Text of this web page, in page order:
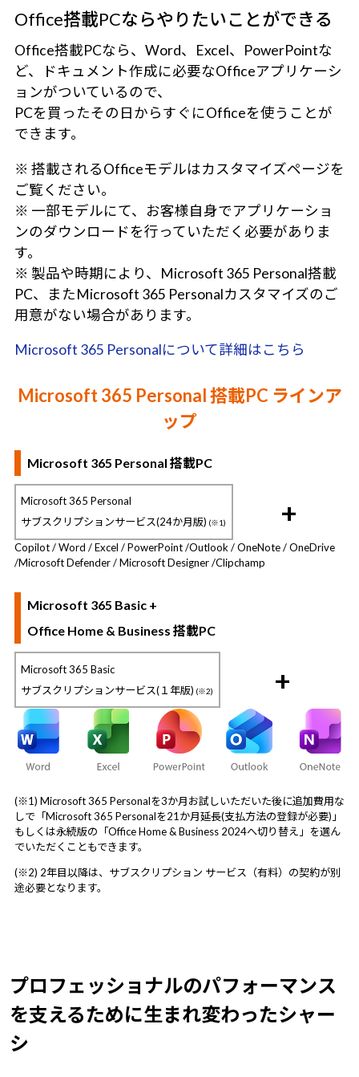
Office搭載PCならやりたいことができる
Office搭載PCなら、Word、Excel、PowerPointな
ど、ドキュメント作成に必要なOfficeアプリケーシ
ョンがついているので、
PCを買ったその日からすぐにOfficeを使うことが
できます。
※ 搭載されるOfficeモデルはカスタマイズページを
ご覧ください。
※ 一部モデルにて、お客様自身でアプリケーショ
ンのダウンロードを行っていただく必要がありま
す。
※ 製品や時期により、Microsoft 365 Personal搭載
PC、またMicrosoft 365 Personalカスタマイズのご
用意がない場合があります。
Microsoft 365 Personalについて詳細はこちら
Microsoft 365 Personal 搭載PC ラインア
ップ
Microsoft 365 Personal 搭載PC
Microsoft 365 Personal
サブスクリプションサービス(24か月版) (※1) +
Copilot / Word / Excel / PowerPoint /Outlook / OneNote / OneDrive
/Microsoft Defender / Microsoft Designer /Clipchamp
Microsoft 365 Basic +
Office Home & Business 搭載PC
Microsoft 365 Basic
サブスクリプションサービス(１年版) (※2) +
(※1) Microsoft 365 Personalを3か月お試しいただいた後に追加費用な
しで「Microsoft 365 Personalを21か月延長(支払方法の登録が必要)」
もしくは永続版の「Office Home & Business 2024へ切り替え」を選ん
でいただくこともできます。
(※2) 2年目以降は、サブスクリプション サービス（有料）の契約が別
途必要となります。
プロフェッショナルのパフォーマンス
を支えるために生まれ変わったシャー
シ